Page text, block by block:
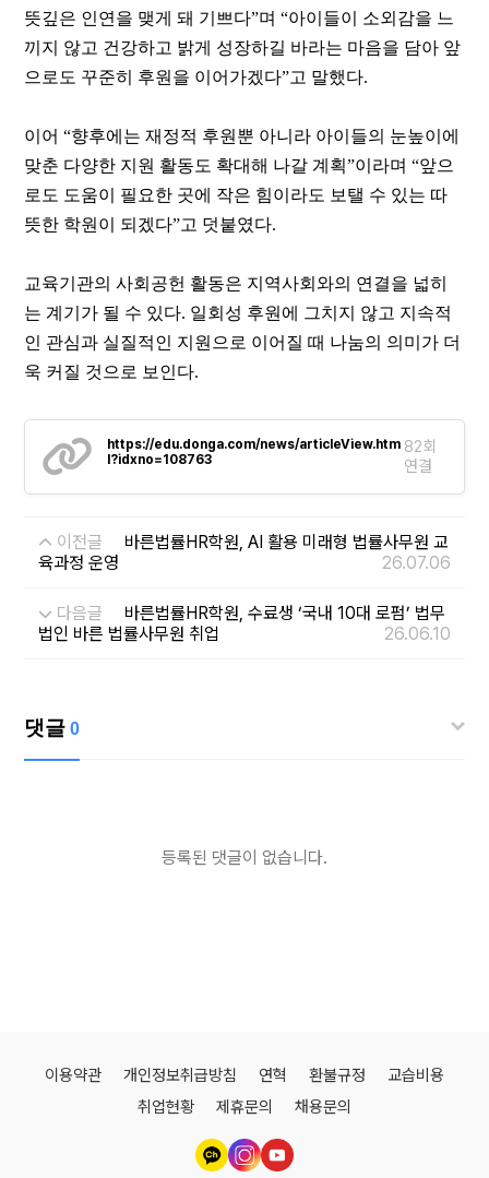
뜻깊은 인연을 맺게 돼 기쁘다”며“아이들이 소외감을 느
끼지 않고 건강하고 밝게 성장하길 바라는 마음을 담아 앞
으로도 꾸준히 후원을 이어가겠다”고 말했다.
이어“향후에는 재정적 후원뿐 아니라 아이들의 눈높이에
맞춘 다양한 지원 활동도 확대해 나갈 계획”이라며“앞으
로도 도움이 필요한 곳에 작은 힘이라도 보탤 수 있는 따
뜻한 학원이 되겠다”고 덧붙였다.
교육기관의 사회공헌 활동은 지역사회와의 연결을 넓히
는 계기가 될 수 있다. 일회성 후원에 그치지 않고 지속적
인 관심과 실질적인 지원으로 이어질 때 나눔의 의미가 더
욱 커질 것으로 보인다.
https://edu.donga.com/news/articleView.htm
l?idxno=108763
82회
연결
이전글
바른법률HR학원, AI 활용 미래형 법률사무원 교
육과정 운영
26.07.06
다음글
바른법률HR학원, 수료생 ‘국내 10대 로펌’ 법무
법인 바른 법률사무원 취업
26.06.10
댓글 0
등록된 댓글이 없습니다.
이용약관 개인정보취급방침 연혁 환불규정
교습비용
취업현황
제휴문의 채용문의